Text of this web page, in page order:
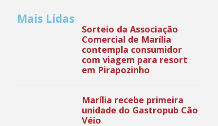
Mais Lidas
Sorteio da Associação
Comercial de Marília
contempla consumidor
com viagem para resort
em Pirapozinho
Marília recebe primeira
unidade do Gastropub Cão
Véio